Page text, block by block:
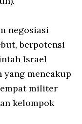
negosiasi
berpotensi
Israel
yang mencakup
militer
kelompok